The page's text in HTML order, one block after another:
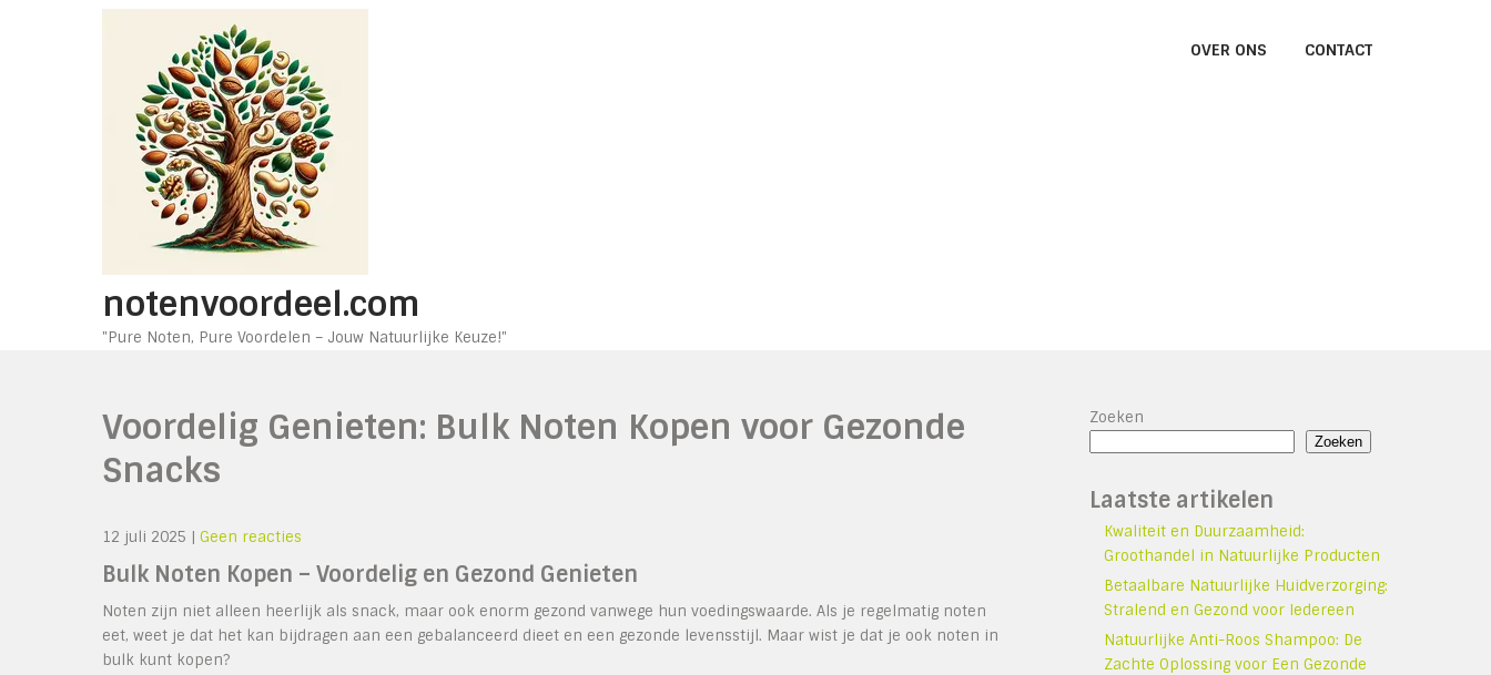
notenvoordeel.com
"Pure Noten, Pure Voordelen – Jouw Natuurlijke Keuze!"
OVER ONS CONTACT
Voordelig Genieten: Bulk Noten Kopen voor Gezonde
Snacks
12 juli 2025 | Geen reacties
Bulk Noten Kopen – Voordelig en Gezond Genieten
Noten zijn niet alleen heerlijk als snack, maar ook enorm gezond vanwege hun voedingswaarde. Als je regelmatig noten
eet, weet je dat het kan bijdragen aan een gebalanceerd dieet en een gezonde levensstijl. Maar wist je dat je ook noten in
bulk kunt kopen?
Zoeken
Zoeken
Laatste artikelen
Kwaliteit en Duurzaamheid:
Groothandel in Natuurlijke Producten
Betaalbare Natuurlijke Huidverzorging:
Stralend en Gezond voor Iedereen
Natuurlijke Anti-Roos Shampoo: De
Zachte Oplossing voor Een Gezonde